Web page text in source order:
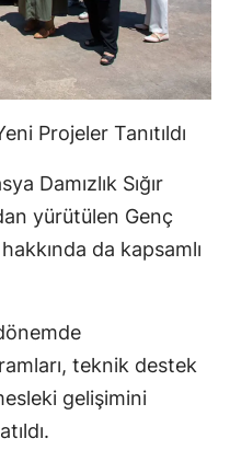
Projeler Tanıtıldı
Damızlık Sığır
yürütülen Genç
da kapsamlı
teknik destek
gelişimini